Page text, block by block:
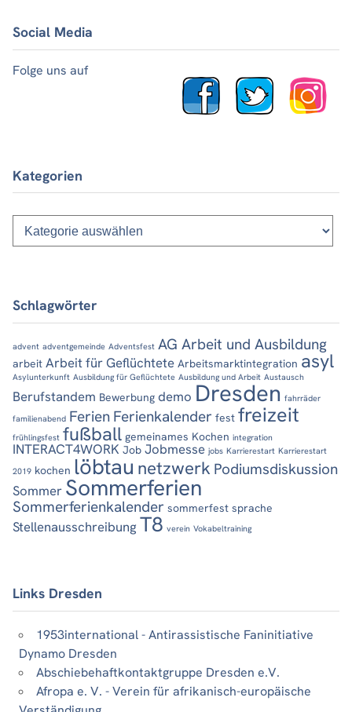
Social Media
Folge uns auf
Kategorien
Kategorien
Schlagwörter
advent adventgemeinde Adventsfest AG Arbeit und Ausbildung
arbeit Arbeit für Geflüchtete Arbeitsmarktintegration asyl
Asylunterkunft Ausbildung für Geflüchtete Ausbildung und Arbeit Austausch
Berufstandem Bewerbung demo Dresden fahrräder
familienabend Ferien Ferienkalender fest freizeit
frühlingsfest fußball gemeinames Kochen integration
INTERACT4WORK Job Jobmesse jobs Karrierestart Karrierestart
2019 kochen löbtau netzwerk Podiumsdiskussion
Sommer Sommerferien
Sommerferienkalender sommerfest sprache
Stellenausschreibung T8 verein Vokabeltraining
Links Dresden
1953international - Antirassistische Faninitiative
Dynamo Dresden
Abschiebehaftkontaktgruppe Dresden e.V.
Afropa e. V. - Verein für afrikanisch-europäische